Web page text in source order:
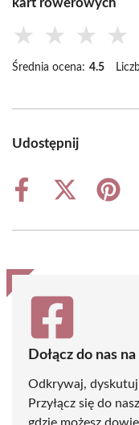
kart rowerowych
★ ★ ★ ★
Średnia ocena: 4.5
Udostępnij
Share
Share
(Twitter)
Share
Dołącz do nas
Odkrywaj, dyskutuj
Przyłącz się do